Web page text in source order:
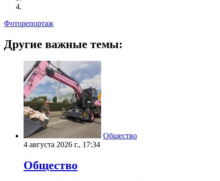
Фоторепортаж
Другие важные темы:
Общество
4 августа 2026 г., 17:34
Общество